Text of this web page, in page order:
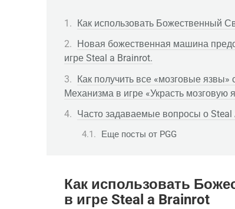
Как использовать Божественный
Новая божественная машина
игре Steal a Brainrot.
Как получить все «мозговые
Механизма в игре «Украсть мозговую
Часто задаваемые вопросы о Steal
Еще посты от PGG
Как использовать
в игре Steal a Brainrot